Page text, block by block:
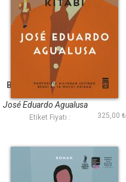
Bukalemunlar Kitabı
José Eduardo Agualusa
Etiket Fiyatı : 325,00 ₺